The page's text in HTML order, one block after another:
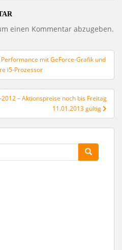
einen Kommentar abzugeben.
Performance mit GeForce-Grafik und
i5-Prozessor
2012 – Aktionspreise noch bis Freitag
11.01.2013 gültig